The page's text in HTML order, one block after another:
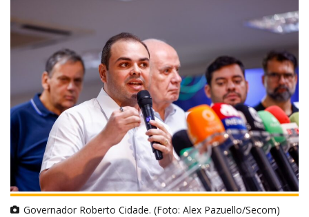
Governador Roberto Cidade. (Foto: Alex Pazuello/Secom)